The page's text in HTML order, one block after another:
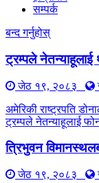
सम्पर्क
बन्द गर्नुहोस्
ट्रम्पले नेतन्याहूलाई
जेठ १९, २०८३
अमेरिकी राष्ट्रपति
ट्रम्पले नेतन्याहूलाई
त्रिभुवन
जेठ १९, २०८३